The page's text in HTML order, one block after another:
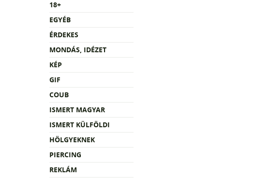
18+
EGYÉB
ÉRDEKES
MONDÁS, IDÉZET
KÉP
GIF
COUB
ISMERT MAGYAR
ISMERT KÜLFÖLDI
HÖLGYEKNEK
PIERCING
REKLÁM